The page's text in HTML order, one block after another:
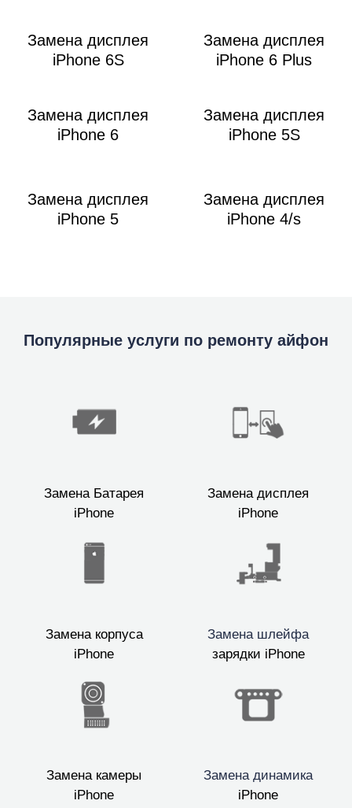
Замена дисплея
iPhone 6S
Замена дисплея
iPhone 6 Plus
Замена дисплея
iPhone 6
Замена дисплея
iPhone 5S
Замена дисплея
iPhone 5
Замена дисплея
iPhone 4/s
Популярные услуги по ремонту айфон
Замена Батарея
iPhone
Замена дисплея
iPhone
Замена корпуса
iPhone
Замена шлейфа
зарядки iPhone
Замена камеры
iPhone
Замена динамика
iPhone